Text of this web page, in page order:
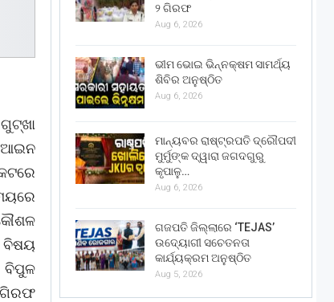
ବିଷୟ
ବିପୁଳ
ଗିରଫ
୨ ଗିରଫ
Aug 6, 2026
ଭୀମ ଭୋଇ ଭିନ୍ନକ୍ଷମ ସାମର୍ଥ୍ୟ
ଶିବିର ଅନୁଷ୍ଠିତ
Aug 6, 2026
ମାନ୍ୟବର ରାଷ୍ଟ୍ରପତି ଦ୍ରୌପଦୀ
ମୁର୍ମୁଙ୍କ ଦ୍ୱାରା ଜଗଦଗୁରୁ
କୃପାଳୁ…
Aug 6, 2026
ଗଜପତି ଜିଲ୍ଲାରେ ‘TEJAS’
ଉଦ୍ୟୋଗୀ ସଚେତନତା
କାର୍ଯ୍ୟକ୍ରମ ଅନୁଷ୍ଠିତ
Aug 5, 2026